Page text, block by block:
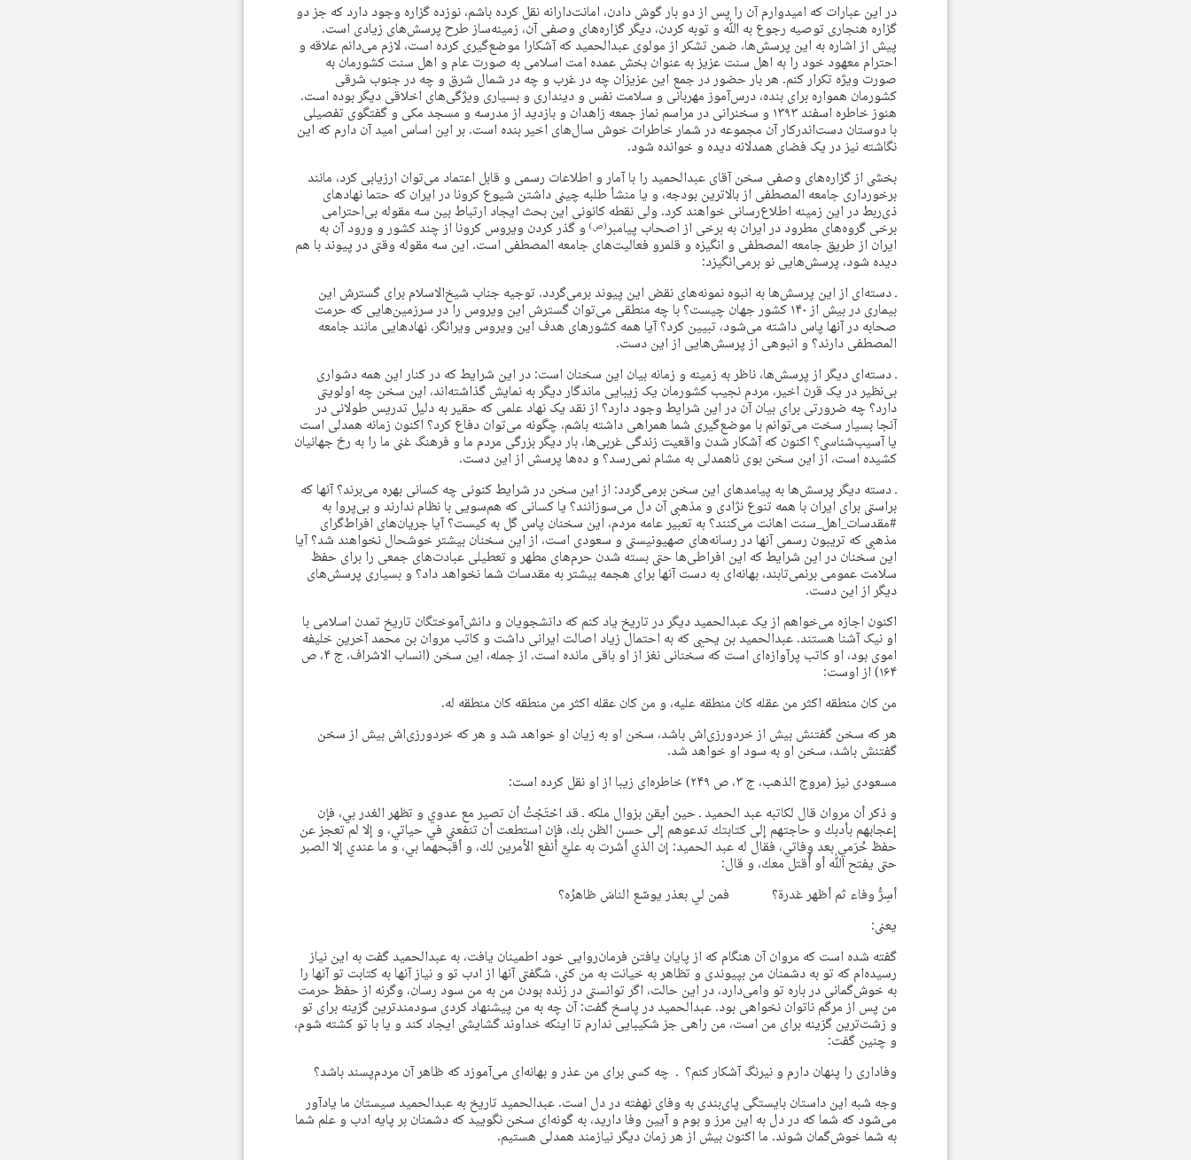
در این عبارات که امیدوارم آن را پس از دو بار گوش دادن، امانت‌دارانه نقل کرده باشم، نوزده گزاره وجود دارد که جز دو
گزاره هنجاری توصیه رجوع به ﷲ و توبه کردن، دیگر گزاره‌های وصفی آن، زمینه‌ساز طرح پرسش‌های زیادی است.
پیش از اشاره به این پرسش‌ها، ضمن تشکر از مولوی عبدالحمید که آشکارا موضع‌گیری کرده است، لازم می‌دانم علاقه و
احترام معهود خود را به اهل سنت عزیز به عنوان بخش عمده امت اسلامی به صورت عام و اهل سنت کشورمان به
صورت ویژه تکرار کنم. هر بار حضور در جمع این عزیزان چه در غرب و چه در شمال شرق و چه در جنوب شرقی
کشورمان همواره برای بنده، درس‌آموز مهربانی و سلامت نفس و دینداری و بسیاری ویژگی‌های اخلاقی دیگر بوده است.
هنوز خاطره اسفند ۱۳۹۳ و سخنرانی در مراسم نماز جمعه زاهدان و بازدید از مدرسه و مسجد مکی و گفتگوی تفصیلی
با دوستان دست‌اندرکار آن مجموعه در شمار خاطرات خوش سال‌های اخیر بنده است. بر این اساس امید آن دارم که این
نگاشته نیز در یک فضای همدلانه دیده و خوانده شود.
بخشی از گزاره‌های وصفی سخن آقای عبدالحمید را با آمار و اطلاعات رسمی و قابل اعتماد می‌توان ارزیابی کرد، مانند
برخورداری جامعه المصطفی از بالاترین بودجه، و یا منشأ طلبه چینی داشتن شیوع کرونا در ایران که حتما نهادهای
ذی‌ربط در این زمینه اطلاع‌رسانی خواهند کرد. ولی نقطه کانونی این بحث ایجاد ارتباط بین سه مقوله بی‌احترامی
برخی گروه‌های مطرود در ایران به برخی از اصحاب پیامبر(ص)و گذر کردن ویروس کرونا از چند کشور و ورود آن به
ایران از طریق جامعه المصطفی و انگیزه و قلمرو فعالیت‌های جامعه المصطفی است. این سه‌ مقوله وقتی در پیوند با هم
دیده شود، پرسش‌هایی نو برمی‌انگیزد:
ـ دسته‌ای از این پرسش‌ها به انبوه نمونه‌های نقض این پیوند برمی‌گردد. توجیه جناب شیخ‌الاسلام برای گسترش این
بیماری در بیش از ۱۴۰ کشور جهان چیست؟ با چه منطقی می‌توان گسترش این ویروس را در سرزمین‌هایی که حرمت
صحابه در آنها پاس داشته می‌شود، تبیین کرد؟ آیا همه کشورهای هدف این ویروس ویرانگر، نهادهایی مانند جامعه
المصطفی دارند؟ و انبوهی از پرسش‌هایی از این دست.
ـ دسته‌ای دیگر از پرسش‌ها، ناظر به زمینه و زمانه بیان این سخنان است: در این شرایط که در کنار این همه دشواری
بی‌نظیر در یک قرن اخیر، مردم نجیب کشورمان یک زیبایی ماندگار دیگر به نمایش گذاشته‌اند، این سخن چه اولویتی
دارد؟ چه ضرورتی برای بیان آن در این شرایط وجود دارد؟ از نقد یک نهاد علمی که حقیر به دلیل تدریس طولانی در
آنجا بسیار سخت می‌توانم با موضع‌گیری شما همراهی داشته باشم، چگونه می‌توان دفاع کرد؟ اکنون زمانه همدلی است
یا آسیب‌شناسی؟ اکنون که آشکار شدن واقعیت زندگی غربی‌ها، بار دیگر بزرگی مردم ما و فرهنگ غنی ما را به رخ جهانیان
کشیده است، از این سخن بوی ناهمدلی به مشام نمی‌رسد؟ و ده‌ها پرسش از این دست.
ـ دسته دیگر پرسش‌ها به پیامدهای این سخن برمی‌گردد: از این سخن در شرایط کنونی چه کسانی بهره می‌برند؟ آنها که
براستی برای ایران با همه تنوع نژادی و مذهبی آن دل می‌سوزانند؟ یا کسانی که هم‌سویی با نظام ندارند و بی‌پروا به
#مقدسات_اهل_سنت اهانت می‌کنند؟ به تعبیر عامه مردم، این سخنان پاس گل به کیست؟ آیا جریان‌های افراط‌گرای
مذهبی که تریبون رسمی آنها در رسانه‌های صهیونیستی و سعودی است، از این سخنان بیشتر خوشحال نخواهند شد؟ آیا
این سخنان در این شرایط که این افراطی‌ها حتی بسته شدن حرم‌های مطهر و تعطیلی عبادت‌های جمعی را برای حفظ
سلامت عمومی برنمی‌تابند، بهانه‌ای به دست آنها برای هجمه بیشتر به مقدسات شما نخواهد داد؟ و بسیاری پرسش‌های
دیگر از این دست.
اکنون اجازه می‌خواهم از یک عبدالحمید دیگر در تاریخ یاد کنم که دانشجویان و دانش‌آموختگان تاریخ تمدن اسلامی با
او نیک آشنا هستند. عبدالحمید بن یحیی که به احتمال زیاد اصالت ایرانی داشت و کاتب مروان بن محمد آخرین خلیفه
اموی بود، او کاتب پرآوازه‌ای است که سخنانی نغز از او باقی مانده است. از جمله، این سخن (انساب الاشراف، ج ۴، ص
۱۶۴) از اوست:
من كان منطقه اكثر من عقله كان منطقه عليه، و من كان عقله اكثر من منطقه كان منطقه له.
هر که سخن گفتنش بیش از خردورزی‌اش باشد، سخن او به زیان او خواهد شد و هر که خردورزی‌اش بیش از سخن
گفتنش باشد، سخن او به سود او خواهد شد.
مسعودی نیز (مروج الذهب، ج ۳، ص ۲۴۹) خاطره‌ای زیبا از او نقل کرده است:
و ذكر أن مروان قال لكاتبه عبد الحميد ـ حين أيقن بزوال ملكه ـ قد احْتَجْتُ أن تصير مع عدوي و تظهر الغدر بي، فإن
إعجابهم بأدبك و حاجتهم إلى كتابتك تدعوهم إلى حسن الظن بك، فإن استطعت أن تنفعني في حياتي، و إلا لم تعجز عن
حفظ حُرَمي بعد وفاتي، فقال له عبد الحميد: إن الذي أشرت به عليَّ أنفع الأمرين لك، و أقبحهما بي، و ما عندي إلا الصبر
حتى يفتح ﷲ أو أُقتل معك، و قال:
أسِرُّ وفاء ثم أظهر غدرة؟ فمن لي بعذر يوسّع الناسَ ظاهرُه؟
یعنی:
گفته شده است که مروان آن هنگام که از پایان یافتن فرمان‌روایی خود اطمینان یافت، به عبدالحمید گفت به این نیاز
رسیده‌ام که تو به دشمنان من بپیوندی و تظاهر به خیانت به من کنی، شگفتی آنها از ادب تو و نیاز آنها به کتابت تو آنها را
به خوش‌گمانی در باره تو وامی‌دارد، در این حالت، اگر توانستی در زنده بودن من به من سود رسان، وگرنه از حفظ حرمت
من پس از مرگم ناتوان نخواهی بود. عبدالحمید در پاسخ گفت: آن چه به من پیشنهاد کردی سودمندترین گزینه برای تو
و زشت‌ترین گزینه برای من است، من راهی جز شکیبایی ندارم تا اینکه خداوند گشایشی ایجاد کند و یا با تو کشته شوم،
و چنین گفت:
وفاداری را پنهان دارم و نیرنگ آشکار کنم؟ ـ چه کسی برای من عذر و بهانه‌ای می‌آموزد که ظاهر آن مردم‌پسند باشد؟
وجه شبه این داستان بایستگی پای‌بندی به وفای نهفته در دل است. عبدالحمید تاریخ به عبدالحمید سیستان ما یادآور
می‌شود که شما که در دل به این مرز و بوم و آیین وفا دارید، به گونه‌ای سخن نگویید که دشمنان بر پایه ادب و علم شما
به شما خوش‌گمان شوند. ما اکنون بیش از هر زمان دیگر نیازمند همدلی هستیم.